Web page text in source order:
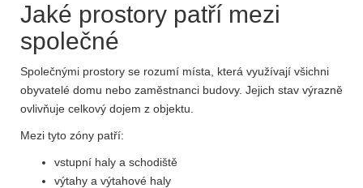
Jaké prostory patří mezi
společné
Společnými prostory se rozumí místa, která využívají všichni
obyvatelé domu nebo zaměstnanci budovy. Jejich stav výrazně
ovlivňuje celkový dojem z objektu.
Mezi tyto zóny patří:
vstupní haly a schodiště
výtahy a výtahové haly